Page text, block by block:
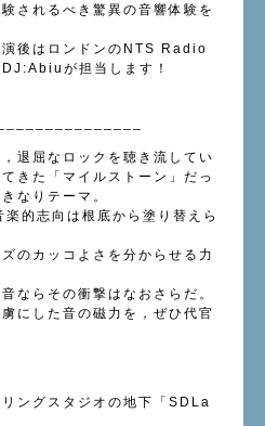
されるべき驚異の音響体験を
演後はロンドンのNTS Radio
が担当します！
退屈なロックを聴き流してい
きた「マイルストーン」だっ
なりテーマ。
的志向は根底から塗り替えら
のカッコよさを分からせる力
ならその衝撃はなおさらだ。
にした音の磁力を，ぜひ代官
ングスタジオ の地下「SDLa